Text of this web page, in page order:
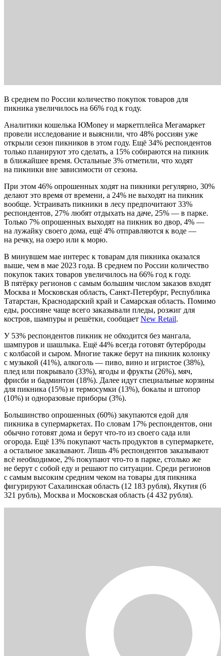
В среднем по России количество покупок товаров для
пикника увеличилось на 66% год к году.
Аналитики кошелька ЮMoney и маркетплейса Мегамаркет
провели исследование и выяснили, что 48% россиян уже
открыли сезон пикников в этом году. Ещё 34% респондентов
только планируют это сделать, а 15% собираются на пикник
в ближайшее время. Остальные 3% отметили, что ходят
на пикники вне зависимости от сезона.
При этом 46% опрошенных ходят на пикники регулярно, 30%
делают это время от времени, а 24% не выходят на пикник
вообще. Устраивать пикники в лесу предпочитают 33%
респондентов, 27% любят отдыхать на даче, 25% — в парке.
Только 7% опрошенных выходят на пикник во двор, 4% —
на лужайку своего дома, ещё 4% отправляются к воде —
на речку, на озеро или к морю.
В минувшем мае интерес к товарам для пикника оказался
выше, чем в мае 2023 года. В среднем по России количество
покупок таких товаров увеличилось на 66% год к году.
В пятёрку регионов с самым большим числом заказов входят
Москва и Московская область, Санкт-Петербург, Республика
Татарстан, Краснодарский край и Самарская область. Помимо
еды, россияне чаще всего заказывали пледы, розжиг для
костров, шампуры и решётки, сообщает New Retail.
У 53% респондентов пикник не обходится без мангала,
шампуров и шашлыка. Ещё 44% всегда готовят бутерброды
с колбасой и сыром. Многие также берут на пикник колонку
с музыкой (41%), алкоголь — пиво, вино и игристое (38%),
плед или покрывало (33%), ягоды и фрукты (26%), мяч,
фрисби и бадминтон (18%). Далее идут специальные корзины
для пикника (15%) и термосумки (13%), бокалы и штопор
(10%) и одноразовые приборы (3%).
Большинство опрошенных (60%) закупаются едой для
пикника в супермаркетах. По словам 17% респондентов, они
обычно готовят дома и берут что-то из своего сада или
огорода. Ещё 13% покупают часть продуктов в супермаркете,
а остальное заказывают. Лишь 4% респондентов заказывают
всё необходимое, 2% покупают что-то в парке, столько же
не берут с собой еду и решают по ситуации. Среди регионов
с самым высоким средним чеком на товары для пикника
фигурируют Сахалинская область (12 183 рубля), Якутия (6
321 рубль), Москва и Московская область (4 432 рубля).